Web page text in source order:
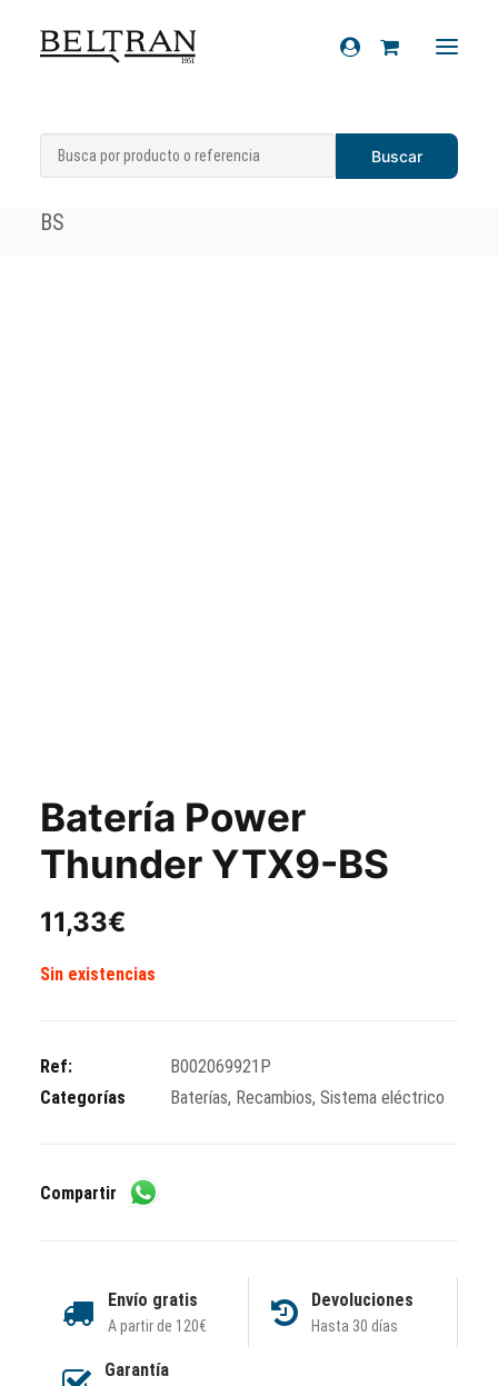
Recambios
Cascos
Inicio Recambios » Sistema eléctrico
»
Baterías»Batería Power Thunder YTX9-
BS
Batería Power
Thunder YTX9-BS
11,33€
Sin existencias
Ref:
B002069921P
Categorías
Baterías, Recambios, Sistema eléctrico
Compartir
Envío gratis
A partir de 120€
Devoluciones
Hasta 30 días
Garantía